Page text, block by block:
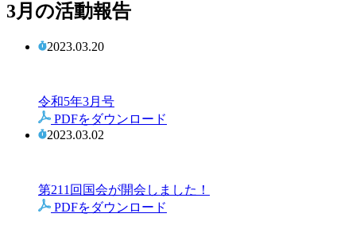
3月の活動報告
2023.03.20
令和5年3月号
PDFをダウンロード
2023.03.02
第211回国会が開会しました！
PDFをダウンロード